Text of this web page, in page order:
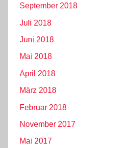
September 2018
Juli 2018
Juni 2018
Mai 2018
April 2018
März 2018
Februar 2018
November 2017
Mai 2017